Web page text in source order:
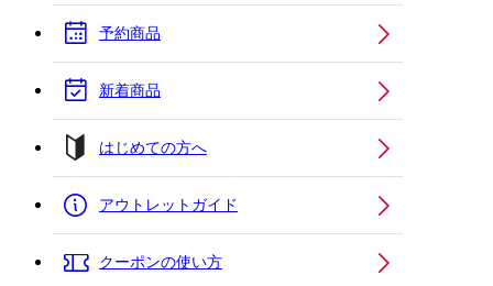
予約商品
新着商品
はじめての方へ
アウトレットガイド
クーポンの使い方